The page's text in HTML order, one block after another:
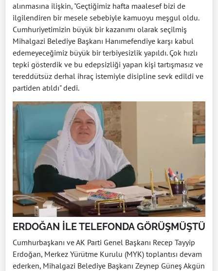
alınmasına ilişkin, "Geçtiğimiz hafta maalesef bizi de
ilgilendiren bir mesele sebebiyle kamuoyu meşgul oldu.
Cumhuriyetimizin büyük bir kazanımı olarak seçilmiş
Mihalgazi Belediye Başkanı Hanımefendiye karşı kabul
edemeyeceğimiz büyük bir terbiyesizlik yapıldı. Çok hızlı
tepki gösterdik ve bu edepsizliği yapan kişi tartışmasız ve
tereddütsüz derhal ihraç istemiyle disipline sevk edildi ve
partiden atıldı" dedi.
ERDOĞAN İLE TELEFONDA GÖRÜŞMÜŞTÜ
Cumhurbaşkanı ve AK Parti Genel Başkanı Recep Tayyip
Erdoğan, Merkez Yürütme Kurulu (MYK) toplantısı devam
ederken, Mihalgazi Belediye Başkanı Zeynep Güneş Akgün